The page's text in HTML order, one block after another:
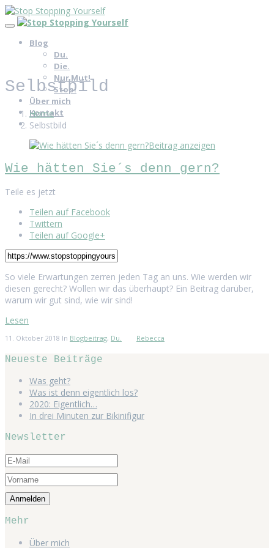
Blog
Du.
Die.
Nur Mut!
Stop!
Über mich
Kontakt
Selbstbild
Home
Selbstbild
Beitrag anzeigen
Wie hätten Sie´s denn gern?
Teile es jetzt
Teilen auf Facebook
Twittern
Teilen auf Google+
So viele Erwartungen zerren jeden Tag an uns. Wie werden wir
diesen gerecht? Wollen wir das überhaupt? Ein Beitrag darüber,
warum wir gut sind, wie wir sind!
Lesen
11. Oktober 2018 In Blogbeitrag, Du. Rebecca
Neueste Beiträge
Was geht?
Was ist denn eigentlich los?
2020: Eigentlich…
In drei Minuten zur Bikinifigur
Newsletter
Mehr
Über mich